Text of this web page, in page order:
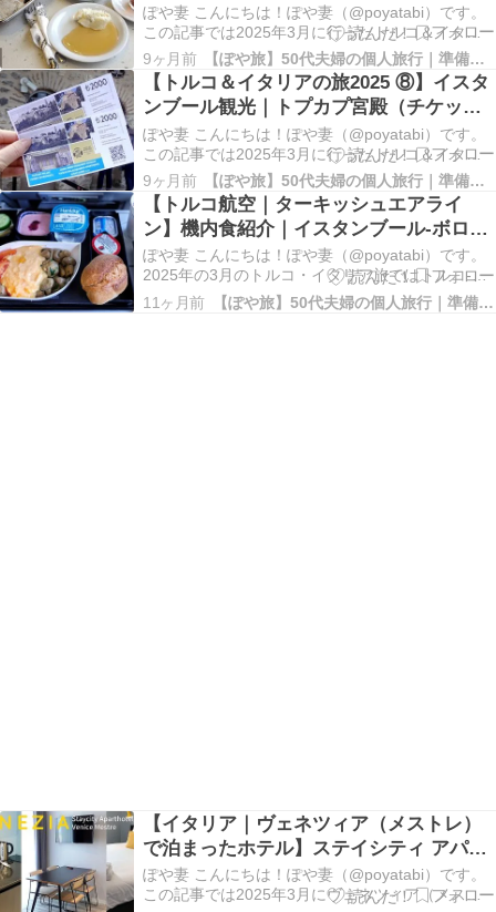
ぽや妻 こんにちは！ぽや妻（@poyatabi）です。
この記事では2025年3月に行ったトルコ＆イタリ
ア旅についてまとめています。今回はイスタンブ
ール観光2日目（イタリアから戻って翌日）の様子
をまとめました。 トプカプ宮殿を観に行った日に
食べたものをご紹介します♪ バル・カイマ…
9ヶ月前 【ぽや旅】50代夫婦の個人旅行｜準備と記録
【トルコ＆イタリアの旅2025 ⑧】イスタ
ンブール観光｜トプカプ宮殿（チケット
高いけど行く価値ある！）
ぽや妻 こんにちは！ぽや妻（@poyatabi）です。
この記事では2025年3月に行ったトルコ＆イタリ
ア旅についてまとめています。今回はイスタンブ
ール観光2日目（イタリアから戻って翌日）の様子
をまとめました。 イスタンブール観光｜トプカプ
宮殿 トルコ&イタリアの旅2025⑧｜画…
9ヶ月前 【ぽや旅】50代夫婦の個人旅行｜準備と記録
【トルコ航空｜ターキッシュエアライ
ン】機内食紹介｜イスタンブール-ボロー
ニャ、ヴェネツィア-イスタンブール
ぽや妻 こんにちは！ぽや妻（@poyatabi）です。
2025年の3月のトルコ・イタリア旅ではトルコ-イ
タリア間をトルコ航空で移動しました。その時の
機内食をご紹介します☺ 【YouTubeで旅行記も公
11ヶ月前 【ぽや旅】50代夫婦の個人旅行｜準備と記録
【イタリア｜ヴェネツィア（メストレ）
で泊まったホテル】ステイシティ アパー
トホテルズ｜Staycity Aparthotels
ぽや妻 こんにちは！ぽや妻（@poyatabi）です。
この記事では2025年3月にヴェネツィア（メスト